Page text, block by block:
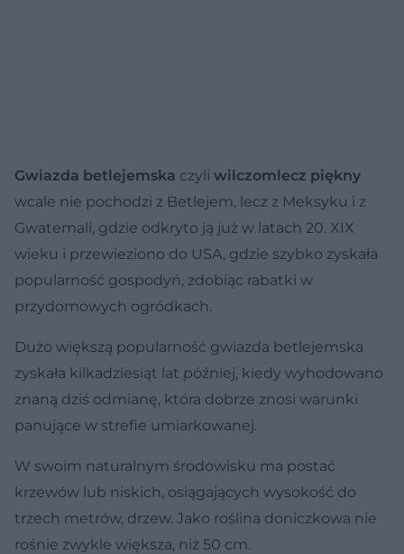
Gwiazda betlejemska czyli wilczomlecz piękny
wcale nie pochodzi z Betlejem, lecz z Meksyku i z
Gwatemali, gdzie odkryto ją już w latach 20. XIX
wieku i przewieziono do USA, gdzie szybko zyskała
popularność gospodyń, zdobiąc rabatki w
przydomowych ogródkach.
Dużo większą popularność gwiazda betlejemska
zyskała kilkadziesiąt lat później, kiedy wyhodowano
znaną dziś odmianę, która dobrze znosi warunki
panujące w strefie umiarkowanej.
W swoim naturalnym środowisku ma postać
krzewów lub niskich, osiągających wysokość do
trzech metrów, drzew. Jako roślina doniczkowa nie
rośnie zwykle większa, niż 50 cm.